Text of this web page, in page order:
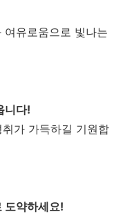
유로움으로 빛나는
니다!
가 가득하길 기원합
도약하세요!